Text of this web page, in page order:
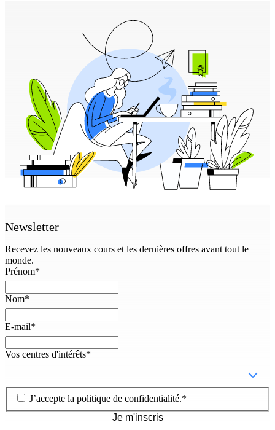
Newsletter
Recevez les nouveaux cours et les dernières offres avant tout le
monde.
Prénom*
Nom*
E-mail*
Vos centres d'intérêts*
J’accepte la politique de confidentialité.*
Je m'inscris